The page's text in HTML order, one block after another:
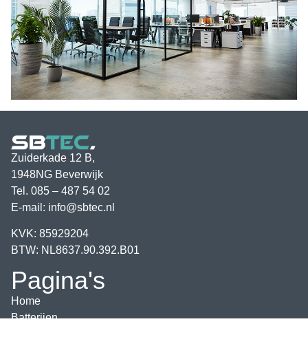
Zuiderkade 12 B,
1948NG Beverwijk
Tel. 085 – 487 54 02
E-mail: info@sbtec.nl
KVK: 85929204
BTW: NL8637.90.392.B01
Pagina's
Home
Batterijen